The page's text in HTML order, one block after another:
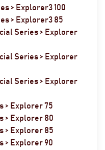
> Explorer3 100
> Explorer3 85
Series > Explorer
Series > Explorer
Series > Explorer
> Explorer 75
> Explorer 80
> Explorer 85
> Explorer 90